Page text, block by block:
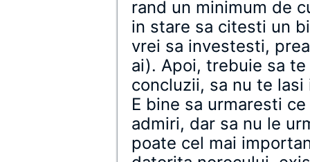
rand un minimum de
in stare sa citesti un
vrei sa investesti,
ai). Apoi, trebuie sa
concluzii, sa nu te
E bine sa urmaresti
admiri, dar sa nu le
poate cel mai